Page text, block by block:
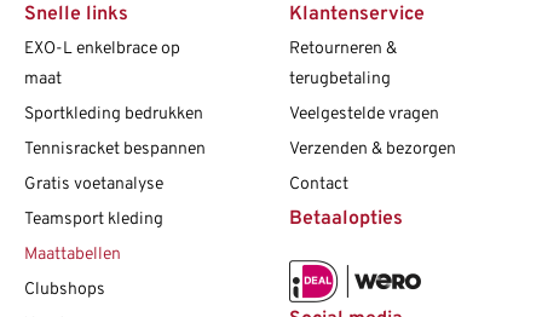
Snelle links
EXO-L enkelbrace op
maat
Sportkleding bedrukken
Tennisracket bespannen
Gratis voetanalyse
Teamsport kleding
Maattabellen
Clubshops
Klantenservice
Retourneren &
terugbetaling
Veelgestelde vragen
Verzenden & bezorgen
Contact
Betaalopties